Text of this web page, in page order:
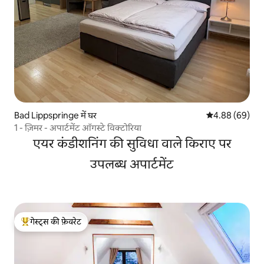
Bad Lippspringe में घर औसत रेटिंग 5 में
4.88 (69)
1 - ज़िमर - अपार्टमेंट ऑगस्टे विक्टोरिया
एयर कंडीशनिंग की सुविधा वाले किराए पर
उपलब्ध अपार्टमेंट
गेस्ट्स का टॉप फ़ेवरेट
गेस्ट्स की फ़ेवरेट